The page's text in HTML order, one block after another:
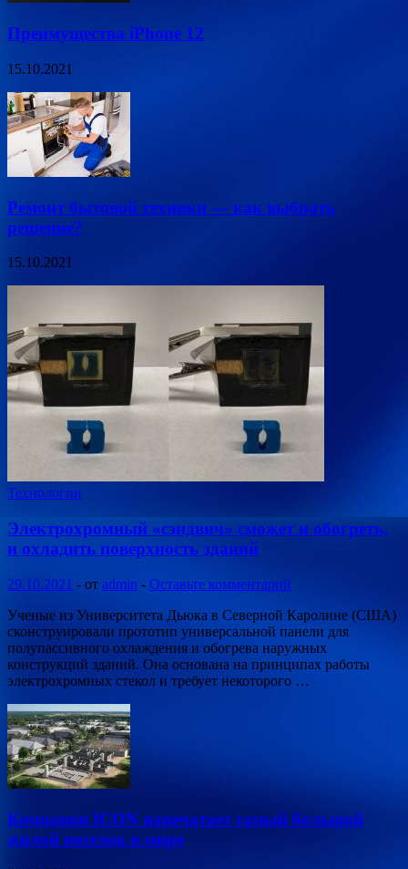
Преимущества iPhone 12
15.10.2021
Ремонт бытовой техники — как выбрать
решение?
15.10.2021
Технологии
Электрохромный «сэндвич» сможет и обогреть,
и охладить поверхность зданий
29.10.2021 - от admin - Оставьте комментарий
Ученые из Университета Дьюка в Северной Каролине (США)
сконструировали прототип универсальной панели для
полупассивного охлаждения и обогрева наружных
конструкций зданий. Она основана на принципах работы
электрохромных стекол и требует некоторого …
Компания ICON напечатает самый большой
жилой поселок в мире